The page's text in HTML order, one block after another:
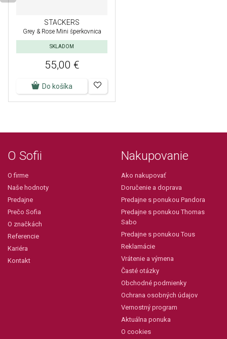
STACKERS
Grey & Rose Mini šperkovnica
SKLADOM
55,00 €
Do košíka
O Sofii
O firme
Naše hodnoty
Predajne
Prečo Sofia
O značkách
Referencie
Kariéra
Kontakt
Nakupovanie
Ako nakupovať
Doručenie a doprava
Predajne s ponukou Pandora
Predajne s ponukou Thomas
Sabo
Predajne s ponukou Tous
Reklamácie
Vrátenie a výmena
Časté otázky
Obchodné podmienky
Ochrana osobných údajov
Vernostný program
Aktuálna ponuka
O cookies